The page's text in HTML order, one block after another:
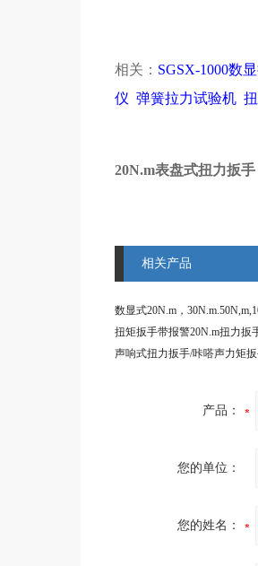
相关： SGSX-1000数
仪 弹簧拉力试验机
20N.m表盘式扭力扳
相关产品
产品：
您的单位：
您的姓名：